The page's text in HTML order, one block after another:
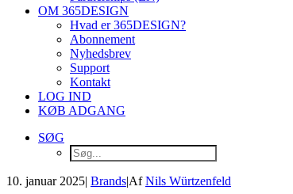
OM 365DESIGN
Hvad er 365DESIGN?
Abonnement
Nyhedsbrev
Support
Kontakt
LOG IND
KØB ADGANG
SØG
10. januar 2025| Brands|AfNils Würtzenfeld